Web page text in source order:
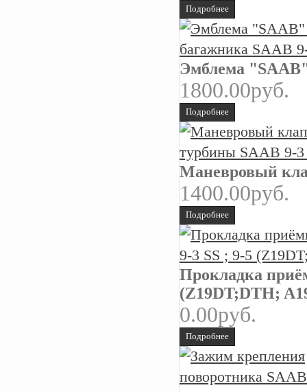
Подробнее
Эмблема
1800.00руб.
Подробнее
Маневровый
1400.00руб.
Подробнее
Прокладка
(Z19DT;DTH;
0.00руб.
Подробнее